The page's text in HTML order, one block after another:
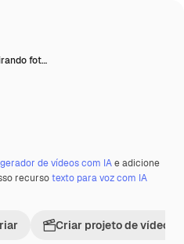
fot…
gerador de vídeos com IAe adicione
recursotexto para voz com IA
Criar projeto de vídeo